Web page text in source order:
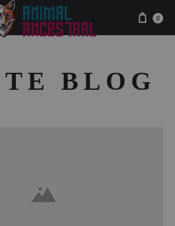
Cart
0
BLOG